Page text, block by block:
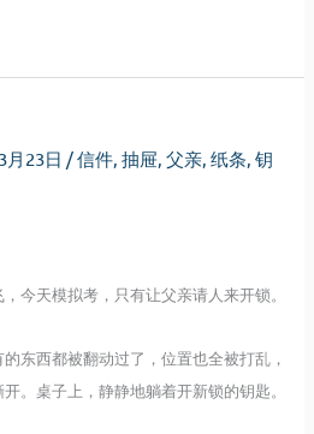
月23日 /信件,抽屉,父亲,纸条,钥
今天模拟考，只有让父亲请人来开锁。
东西都被翻动过了，位置也全被打乱，
。桌子上，静静地躺着开新锁的钥匙。